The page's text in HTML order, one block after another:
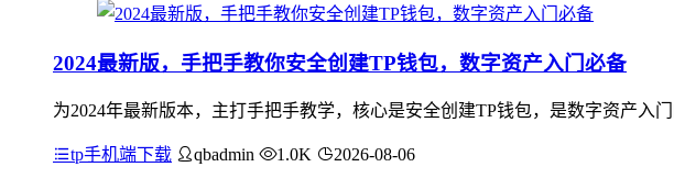
2024最新版，手把手教你安全创建TP钱包，数字资产入门必备
为2024年最新版本，主打手把手教学，核心是安全创建TP钱包，是数字资产
tp手机端下载 qbadmin 1.0K 2026-08-06